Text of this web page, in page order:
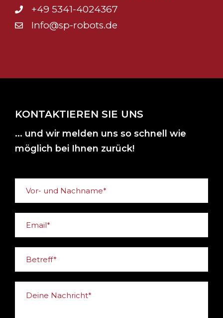
+49 5341-4024367
Info@sp-robots.de
KONTAKTIEREN SIE UNS
... und wir melden uns so schnell wie
möglich bei Ihnen zurück!